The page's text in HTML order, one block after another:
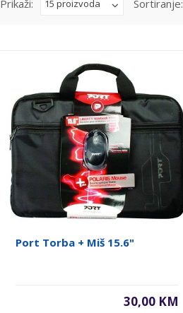
Prikaži: 15 proizvoda Sortiranje:
Port Torba + Miš 15.6"
30,00 KM